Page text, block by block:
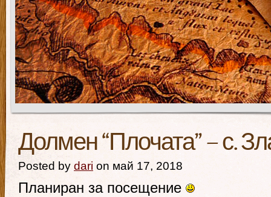
Долмен “Плочата” – с.
Posted by dari on май 17, 2018
Планиран за посещение